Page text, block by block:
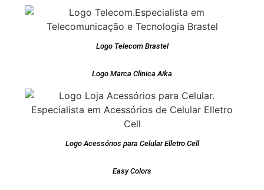
Logo Telecom Brastel
Logo Marca Clinica Aika
Logo Acessórios para Celular Elletro Cell
Easy Colors